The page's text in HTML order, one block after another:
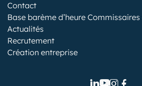
Contact
Base barème d’heure
Actualités
Recrutement
Création entreprise